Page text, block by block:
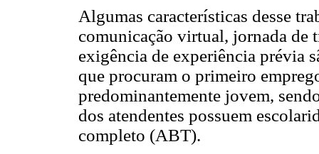
Algumas características desse
comunicação virtual, jornada de
exigência de experiência prévia
que procuram o primeiro
predominantemente jovem,
dos atendentes possuem
completo (ABT).